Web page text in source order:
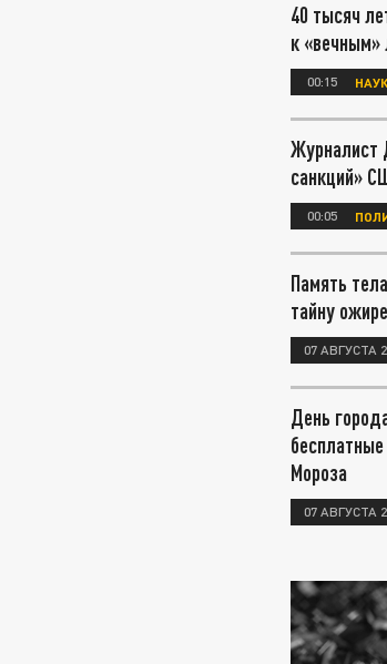
40 тысяч
к «вечным»
00:15
Журналист
санкций»
00:05
Память
тайну
07 АВГУСТА
День
Мороза
07 АВГУСТА